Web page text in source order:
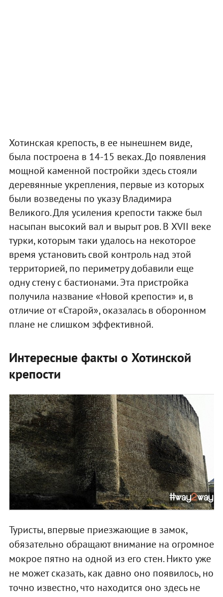
Хотинская крепость, в ее нынешнем виде,
была построена в 14-15 веках. До появления
мощной каменной постройки здесь стояли
деревянные укрепления, первые из которых
были возведены по указу Владимира
Великого. Для усиления крепости также был
насыпан высокий вал и вырыт ров. В XVII веке
турки, которым таки удалось на некоторое
время установить свой контроль над этой
территорией, по периметру добавили еще
одну стену с бастионами. Эта пристройка
получила название «Новой крепости» и, в
отличие от «Старой», оказалась в оборонном
плане не слишком эффективной.
Интересные факты о Хотинской
крепости
Туристы, впервые приезжающие в замок,
обязательно обращают внимание на огромное
мокрое пятно на одной из его стен. Никто уже
не может сказать, как давно оно появилось, но
точно известно, что находится оно здесь не